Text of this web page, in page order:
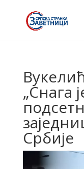
„Снага
Србије